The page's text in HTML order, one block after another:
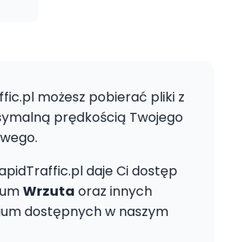
możesz pobierać pliki z
prędkością Twojego
daje Ci dostęp
Wrzuta oraz innych
dostępnych w naszym